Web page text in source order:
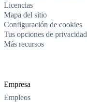
Licencias
Mapa del sitio
Configuración de cookies
Tus opciones de privacidad
Más recursos
Empresa
Empleos